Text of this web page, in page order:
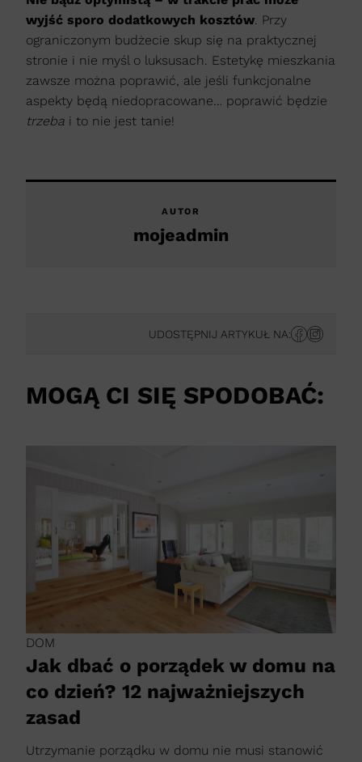
wyjść sporo dodatkowych kosztów. Przy
ograniczonym budżecie skup się na praktycznej
stronie i nie myśl o luksusach. Estetykę mieszkania
zawsze można poprawić, ale jeśli funkcjonalne
aspekty będą niedopracowane… poprawić będzie
trzeba i to nie jest tanie!
AUTOR
mojeadmin
UDOSTĘPNIJ ARTYKUŁ NA:
MOGĄ CI SIĘ SPODOBAĆ:
DOM
Jak dbać o porządek w domu na
co dzień? 12 najważniejszych
zasad
Utrzymanie porządku w domu nie musi stanowić